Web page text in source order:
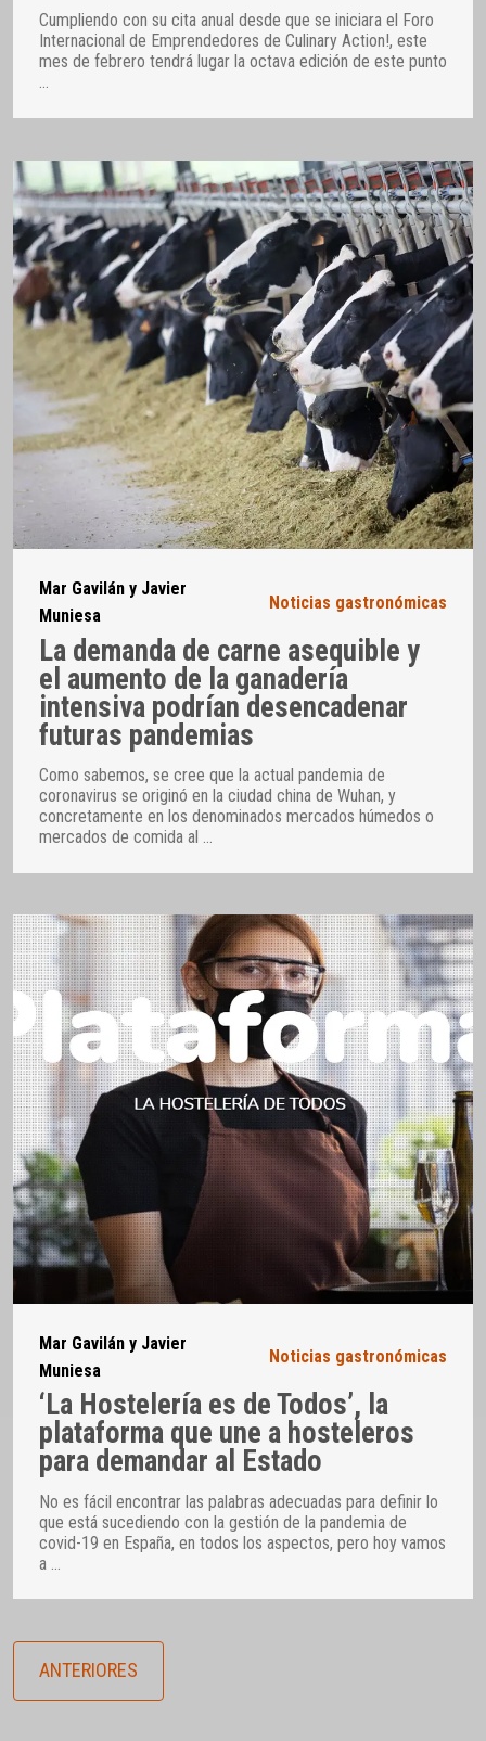
Cumpliendo con su cita anual desde que se iniciara el Foro
Internacional de Emprendedores de Culinary Action!, este
mes de febrero tendrá lugar la octava edición de este punto
…
Mar Gavilán y Javier
Muniesa
Noticias gastronómicas
La demanda de carne asequible y
el aumento de la ganadería
intensiva podrían desencadenar
futuras pandemias
Como sabemos, se cree que la actual pandemia de
coronavirus se originó en la ciudad china de Wuhan, y
concretamente en los denominados mercados húmedos o
mercados de comida al …
Mar Gavilán y Javier
Muniesa
Noticias gastronómicas
‘La Hostelería es de Todos’, la
plataforma que une a hosteleros
para demandar al Estado
No es fácil encontrar las palabras adecuadas para definir lo
que está sucediendo con la gestión de la pandemia de
covid-19 en España, en todos los aspectos, pero hoy vamos
a
ANTERIORES